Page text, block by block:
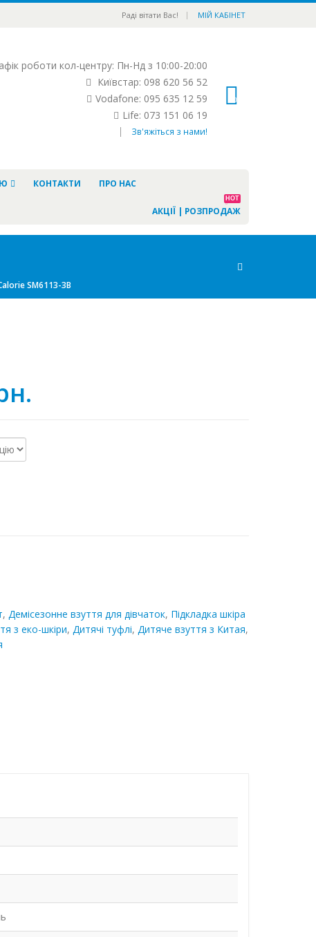
Раді вітати Вас! | МІЙ КАБІНЕТ
роботи кол-центру: Пн-Нд з 10:00-20:00
Київстар: 098 620 56 52
Vodafone: 095 635 12 59
Life: 073 151 06 19
|
Зв'яжіться з нами!
КОНТАКТИ ПРО НАС
АКЦІЇ | РОЗПРОДАЖ
HOT
SM6113-3B
, Демісезонне взуття для дівчаток, Підкладка шкіра
з еко-шкіри, Дитячі туфлі, Дитяче взуття з Китая,